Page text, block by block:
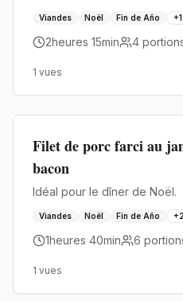
Viandes Noël Fin de Año +1
2heures 15min 4
1 vues
Filet de porc farci au
bacon
Idéal pour le dîner de Noël.
Viandes Noël Fin de Año +2
1heures 40min 6
1 vues